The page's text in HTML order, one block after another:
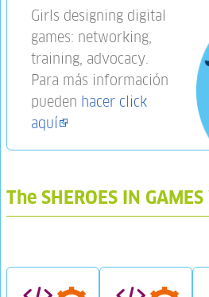
Girls designing digital
games: networking,
training, advocacy.
Para más información
pueden hacer click
aquí
The SHEROES IN